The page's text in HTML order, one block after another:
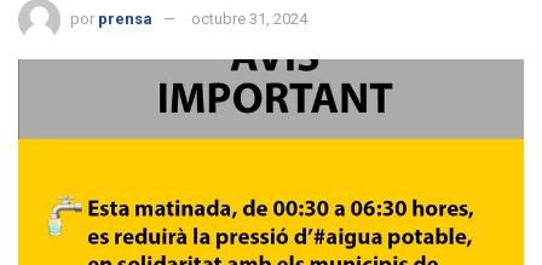
por prensa octubre 31, 2024